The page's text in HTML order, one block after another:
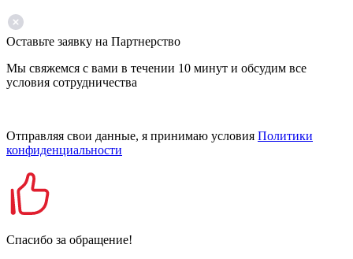
Оставьте заявку на Партнерство
Мы свяжемся с вами в течении 10 минут и обсудим все
условия сотрудничества
Отправляя свои данные, я принимаю условия Политики
конфиденциальности
Спасибо за обращение!